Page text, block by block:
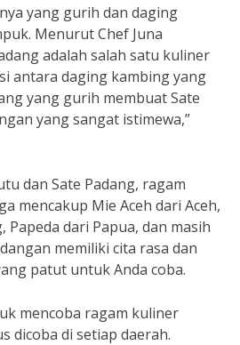
yang gurih dan daging
Menurut Chef Juna
adalah salah satu kuliner
antara daging kambing yang
yang gurih membuat Sate
yang sangat istimewa,”
dan Sate Padang, ragam
mencakup Mie Aceh dari Aceh,
Papeda dari Papua, dan masih
memiliki cita rasa dan
patut untuk Anda coba.
mencoba ragam kuliner
dicoba di setiap daerah.